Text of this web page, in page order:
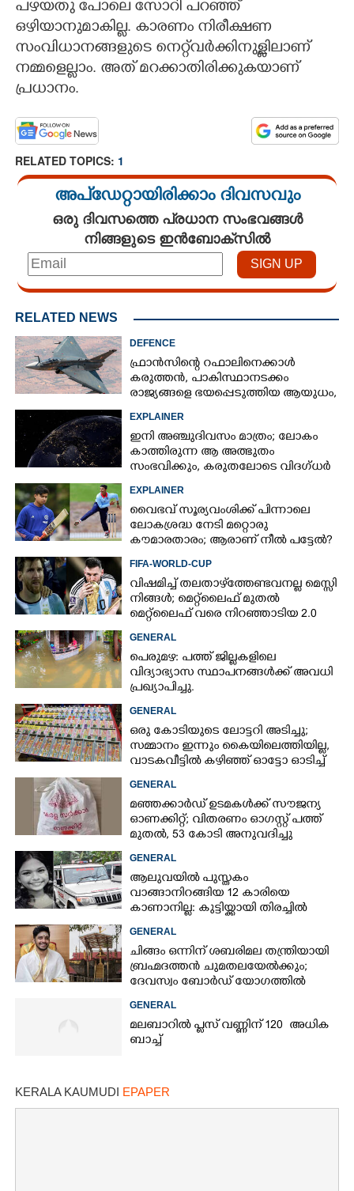
പഴയതു പോലെ സോറി പറഞ്ഞ്
ഒഴിയാനുമാകില്ല. കാരണം നിരീക്ഷണ
സംവിധാനങ്ങളുടെ നെറ്റ്‌വർക്കിനുള്ളിലാണ്
നമ്മളെല്ലാം. അത് മറക്കാതിരിക്കുകയാണ്
പ്രധാനം.
RELATED TOPICS: 1
അപ്ഡേറ്റായിരിക്കാം ദിവസവും
ഒരു ദിവസത്തെ പ്രധാന സംഭവങ്ങൾ
നിങ്ങളുടെ ഇൻബോക്സിൽ
RELATED NEWS
DEFENCE
ഫ്രാൻസിന്റെ റഫാലിനെക്കാൾ
കരുത്തൻ,​ പാകിസ്ഥാനടക്കം
രാജ്യങ്ങളെ ഭയപ്പെടുത്തിയ ആയുധം,​
EXPLAINER
ഇനി അഞ്ചുദിവസം മാത്രം; ലോകം
കാത്തിരുന്ന ആ അത്ഭുതം
സംഭവിക്കും, കരുതലോടെ വിദഗ്ധർ
EXPLAINER
വൈഭവ് സൂര്യവംശിക്ക് പിന്നാലെ
ലോകശ്രദ്ധ നേടി മറ്റൊരു
കൗമാരതാരം; ആരാണ് നീൽ പട്ടേൽ?
FIFA-WORLD-CUP
വിഷമിച്ച് തലതാഴ്‌ത്തേണ്ടവനല്ല മെസ്സി
നിങ്ങള്‍; മെറ്റ്‌ലൈഫ് മുതല്‍
മെറ്റ്‌ലൈഫ് വരെ നിറഞ്ഞാടിയ 2.0
GENERAL
പെരുമഴ: പത്ത് ജില്ലകളിലെ
വിദ്യാഭ്യാസ സ്ഥാപനങ്ങൾക്ക് അവധി
പ്രഖ്യാപിച്ചു.
GENERAL
ഒരു കോടിയുടെ ലോട്ടറി അടിച്ചു;
സമ്മാനം ഇന്നും കൈയിലെത്തിയില്ല,
വാടകവീട്ടിൽ കഴിഞ്ഞ് ഓട്ടോ ഓടിച്ച്
GENERAL
മഞ്ഞക്കാർഡ് ഉടമകൾക്ക് സൗജന്യ
ഓണക്കിറ്റ്; വിതരണം ഓഗസ്റ്റ് പത്ത്
മുതൽ, 53 കോടി അനുവദിച്ചു
GENERAL
ആലുവയിൽ പുസ്തകം
വാങ്ങാനിറങ്ങിയ 12 കാരിയെ
കാണാനില്ല: കുട്ടിയ്ക്കായി തിരച്ചിൽ
GENERAL
ചിങ്ങം ഒന്നിന് ശബരിമല തന്ത്രിയായി
ബ്രഹ്മദത്തൻ ചുമതലയേൽക്കും;
ദേവസ്വം ബോർഡ് യോഗത്തിൽ
GENERAL
മലബാറിൽ പ്ലസ് വണ്ണിന് 120 അധിക
ബാച്ച്
KERALA KAUMUDI EPAPER
×
Copy Link